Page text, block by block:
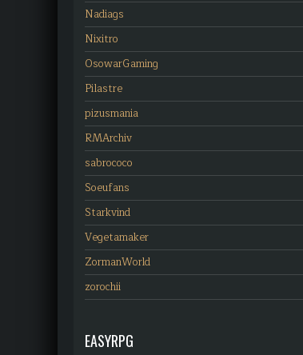
Nadiags
Nixitro
OsowarGaming
Pilastre
pizusmania
RMArchiv
sabrococo
Soeufans
Starkvind
Vegetamaker
ZormanWorld
zorochii
EASYRPG